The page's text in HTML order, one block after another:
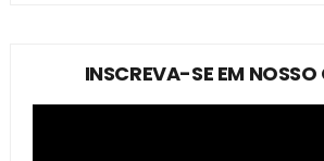
INSCREVA-SE EM